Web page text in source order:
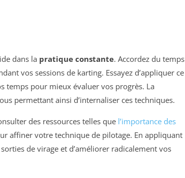
dans la pratique constante. Accordez du temps
vos sessions de karting. Essayez d’appliquer ce
temps pour mieux évaluer vos progrès. La
permettant ainsi d’internaliser ces techniques.
des ressources telles que l’importance des
affiner votre technique de pilotage. En appliquant
de virage et d’améliorer radicalement vos